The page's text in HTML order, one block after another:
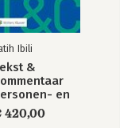
Ibili
&
en
420,00